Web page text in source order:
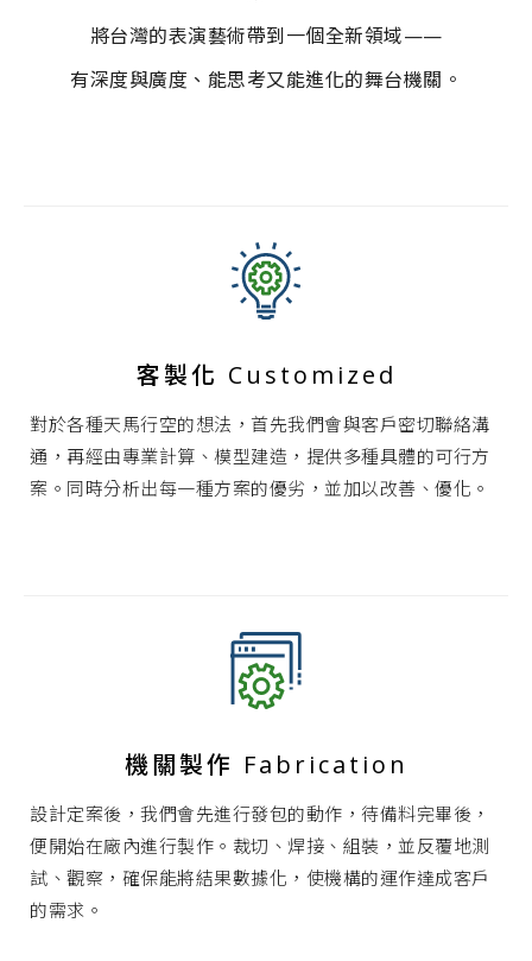
將台灣的表演藝術帶到一個全新領域——
有深度與廣度、能思考又能進化的舞台機關。
客製化 Customized
對於各種天馬行空的想法，首先我們會與客戶密切聯絡溝
通，再經由專業計算、模型建造，提供多種具體的可行方
案。同時分析出每一種方案的優劣，並加以改善、優化。
機關製作 Fabrication
設計定案後，我們會先進行發包的動作，待備料完畢後，
便開始在廠內進行製作。裁切、焊接、組裝，並反覆地測
試、觀察，確保能將結果數據化，使機構的運作達成客戶
的需求。